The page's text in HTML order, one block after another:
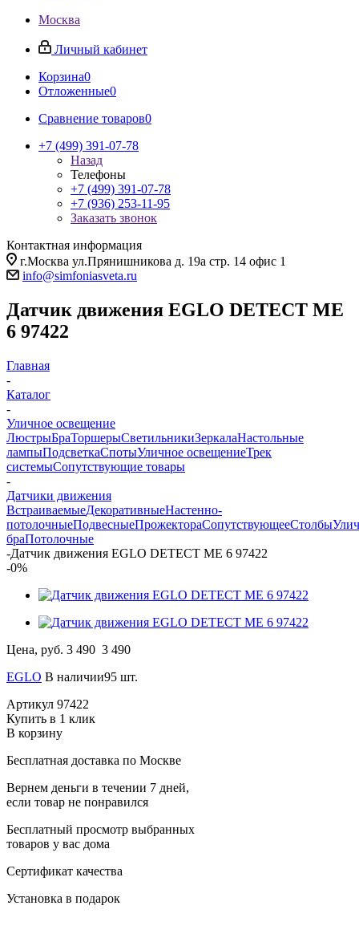
Москва
Личный кабинет
Корзина0
Отложенные0
Сравнение товаров0
+7 (499) 391-07-78
Назад
Телефоны
+7 (499) 391-07-78
+7 (936) 253-11-95
Заказать звонок
Контактная информация
г.Москва ул.Прянишникова д. 19а стр. 14 офис 1
info@simfoniasveta.ru
Датчик движения EGLO DETECT ME
6 97422
Главная
-
Каталог
-
Уличное освещение
ЛюстрыБраТоршерыСветильникиЗеркалаНастольные
лампыПодсветкаСпотыУличное освещениеТрек
системыСопутствующие товары
-
Датчики движения
ВстраиваемыеДекоративныеНастенно-
потолочныеПодвесныеПрожектораСопутствующееСтолбы
браПотолочные
-Датчик движения EGLO DETECT ME 6 97422
-0%
Цена, руб. 3 490 3 490
EGLO В наличии95 шт.
Артикул 97422
Купить в 1 клик
В корзину
Бесплатная доставка по Москве
Вернем деньги в течении 7 дней,
если товар не понравился
Бесплатный просмотр выбранных
товаров у вас дома
Сертификат качества
Установка в подарок